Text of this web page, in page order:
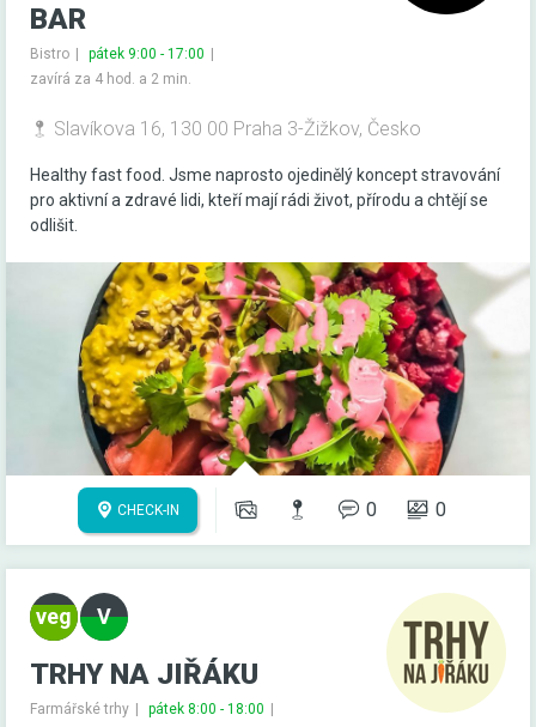
BAR
Bistro
pátek 9:00 - 17:00
zavírá za 4 hod. a 2 min.
Slavíkova 16, 130 00 Praha 3-Žižkov, Česko
Healthy fast food. Jsme naprosto ojedinělý koncept stravování
pro aktivní a zdravé lidi, kteří mají rádi život, přírodu a chtějí se
odlišit.
CHECK-IN 0 0
TRHY NA JIŘÁKU
Farmářské trhy
pátek 8:00 - 18:00